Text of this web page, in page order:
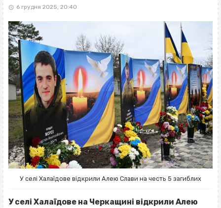
6 грудня 2025, 20:40
У селі Халаїдове відкрили Алею Слави на честь 5 загиблих
У селі Халаїдове на Черкащині відкрили Алею